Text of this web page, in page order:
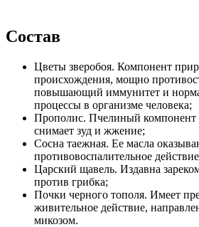
Состав
Цветы зверобоя. Компонент
происхождения, мощно
повышающий иммунитет и
процессы в организме человека;
Прополис. Пчелиный компонент
снимает зуд и жжение;
Сосна таежная. Ее масла
противовоспалительное
Царский щавель. Издавна
против грибка;
Почки черного тополя. Имеет
живительное действие,
микозом.